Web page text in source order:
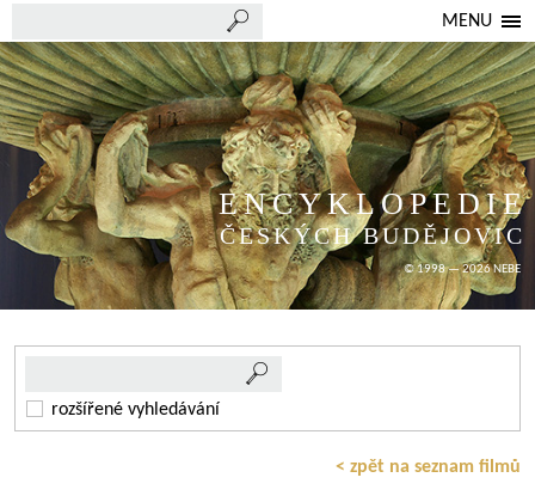
MENU
ENCYKLOPEDIE
ČESKÝCH BUDĚJOVIC
© 1998 — 2026 NEBE
rozšířené vyhledávání
< zpět na seznam filmů